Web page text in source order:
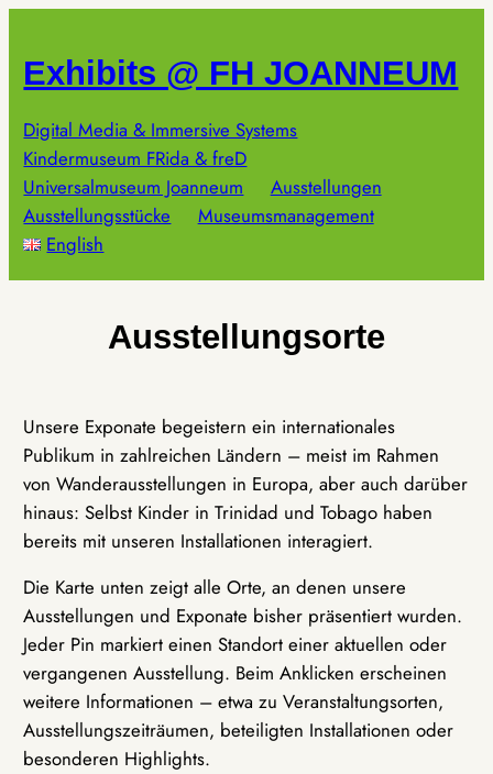
springen
Exhibits @ FH JOANNEUM
Digital Media & Immersive Systems
Kindermuseum FRida & freD
Universalmuseum Joanneum
Ausstellungen
Ausstellungsstücke
Museumsmanagement
English
Ausstellungsorte
Unsere Exponate begeistern ein internationales
Publikum in zahlreichen Ländern – meist im Rahmen
von Wanderausstellungen in Europa, aber auch darüber
hinaus: Selbst Kinder in Trinidad und Tobago haben
bereits mit unseren Installationen interagiert.
Die Karte unten zeigt alle Orte, an denen unsere
Ausstellungen und Exponate bisher präsentiert wurden.
Jeder Pin markiert einen Standort einer aktuellen oder
vergangenen Ausstellung. Beim Anklicken erscheinen
weitere Informationen – etwa zu Veranstaltungsorten,
Ausstellungszeiträumen, beteiligten Installationen oder
besonderen Highlights.